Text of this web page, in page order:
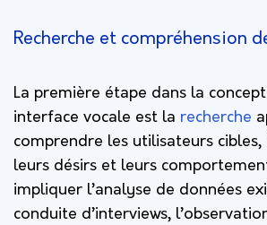
Recherche et compréhension
La première étape dans la
interface vocale est la recherche
comprendre les utilisateurs cibles,
leurs désirs et leurs
impliquer l’analyse de données
conduite d’interviews,